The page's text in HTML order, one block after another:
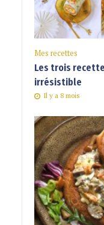
Mes recettes
Les trois
irrésistible
Il y a 8 mois